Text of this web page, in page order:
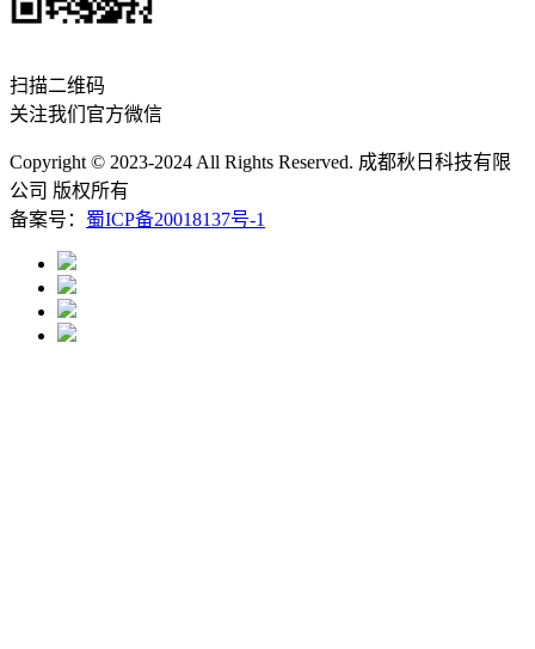
扫描二维码
关注我们官方微信
Copyright © 2023-2024 All Rights Reserved. 成都秋日科技有限
公司 版权所有
备案号： 蜀ICP备20018137号-1